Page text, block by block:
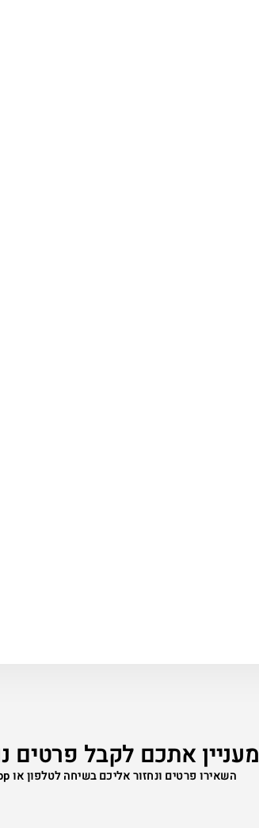
מעניין אתכם לקבל פרטים
השאירו פרטים ונחזור אליכם בשיחה לטלפון או WhatsApp